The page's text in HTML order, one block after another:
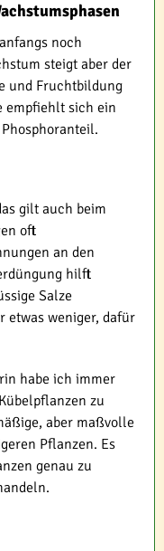
noch
steigt aber der
und Fruchtbildung
empfiehlt sich ein
gilt auch beim
oft
an den
hilft
Salze
etwas weniger, dafür
habe ich immer
zu
aber maßvolle
Pflanzen. Es
genau zu